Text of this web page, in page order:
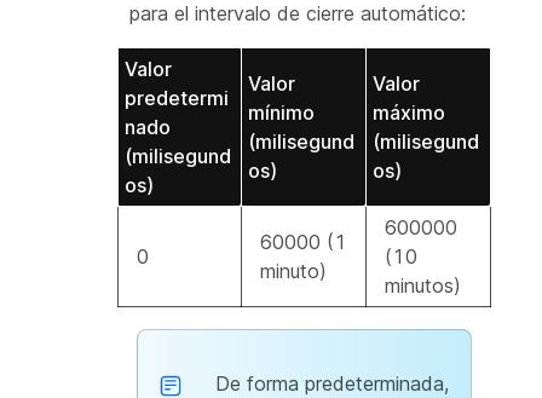
para el intervalo de cierre automático:
Valor
predetermi
nado
(milisegund
os)
Valor
mínimo
(milisegund
os)
Valor
máximo
(milisegund
os)
0
60000 (1
minuto)
600000
(10
minutos)
De forma predeterminada,